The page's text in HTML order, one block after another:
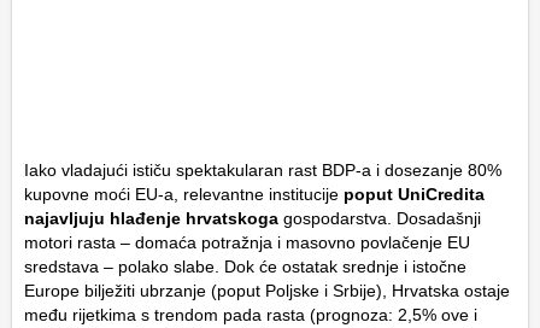
Iako vladajući ističu spektakularan rast BDP-a i dosezanje 80%
kupovne moći EU-a, relevantne institucije poput UniCredita
najavljuju hlađenje hrvatskoga gospodarstva. Dosadašnji
motori rasta – domaća potražnja i masovno povlačenje EU
sredstava – polako slabe. Dok će ostatak srednje i istočne
Europe bilježiti ubrzanje (poput Poljske i Srbije), Hrvatska ostaje
među rijetkima s trendom pada rasta (prognoza: 2,5% ove i